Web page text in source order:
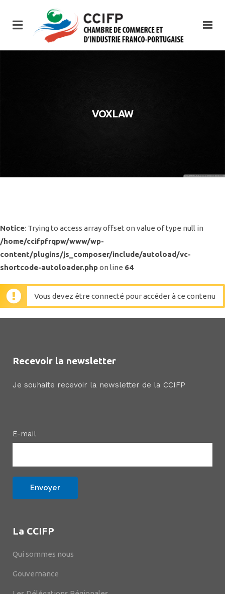
VOXLAW
Notice: Trying to access array offset on value of type null in
/home/ccifpfrqpw/www/wp-
content/plugins/js_composer/include/autoload/vc-
shortcode-autoloader.phpon line 64
Vous devez être connecté pour accéder à ce contenu
Recevoir la newsletter
Je souhaite recevoir la newsletter de la CCIFP
E-mail
La CCIFP
Qui sommes nous
Gouvernance